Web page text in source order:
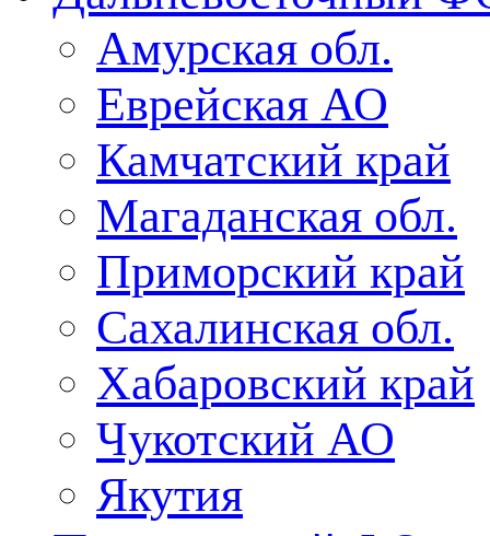
Амурская обл.
Еврейская АО
Камчатский край
Магаданская обл.
Приморский край
Сахалинская обл.
Хабаровский край
Чукотский АО
Якутия